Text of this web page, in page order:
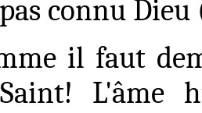
connu Dieu
il faut
L'âme